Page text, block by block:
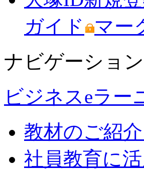
ガイド
マー
ナビゲーショ
ビジネスeラー
教材のご紹
社員教育に